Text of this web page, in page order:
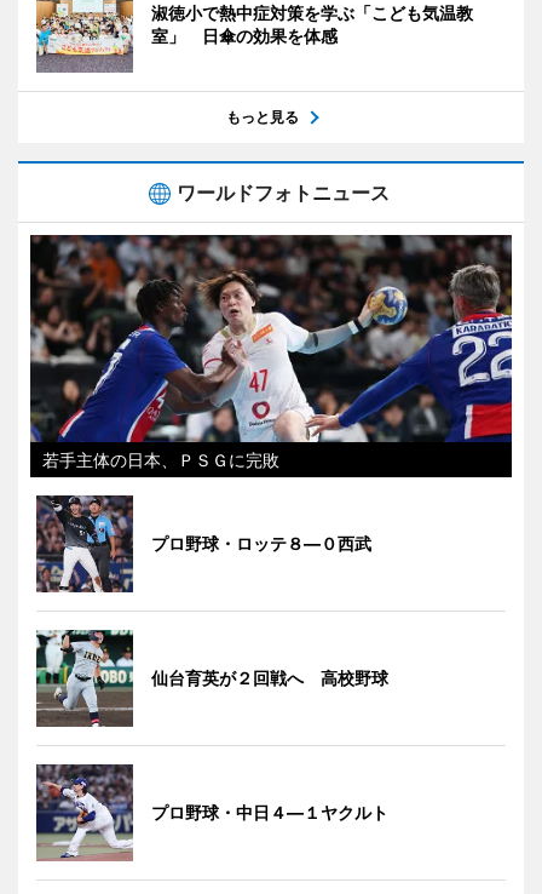
淑徳小で熱中症対策を学ぶ「こども気温教
室」 日傘の効果を体感
もっと見る
ワールドフォトニュース
若手主体の日本、ＰＳＧに完敗
プロ野球・ロッテ８―０西武
仙台育英が２回戦へ 高校野球
プロ野球・中日４―１ヤクルト